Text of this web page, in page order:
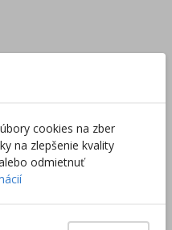
cookies na zber
na zlepšenie kvality
odmietnuť